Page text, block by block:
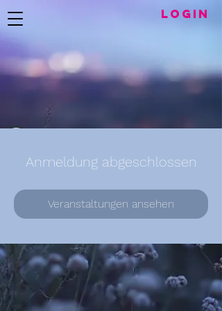
LogIN
Anmeldung abgeschlossen
Veranstaltungen ansehen